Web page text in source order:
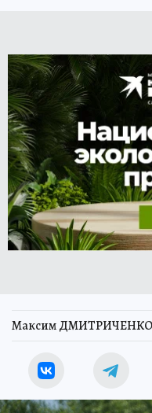
Максим ДМИТРИЧЕНКО